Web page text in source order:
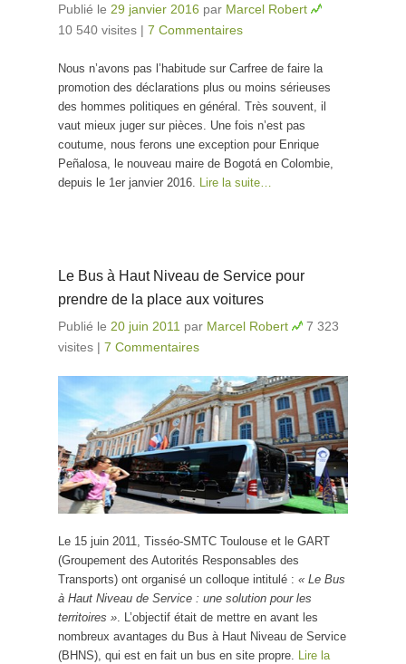
Publié le 29 janvier 2016 par Marcel Robert
10 540 visites | 7 Commentaires
Nous n’avons pas l’habitude sur Carfree de faire la
promotion des déclarations plus ou moins sérieuses
des hommes politiques en général. Très souvent, il
vaut mieux juger sur pièces. Une fois n’est pas
coutume, nous ferons une exception pour Enrique
Peñalosa, le nouveau maire de Bogotá en Colombie,
depuis le 1er janvier 2016.
Lire la suite…
Le Bus à Haut Niveau de Service pour
prendre de la place aux voitures
Publié le 20 juin 2011 par Marcel Robert
7 323
visites | 7 Commentaires
Le 15 juin 2011, Tisséo-SMTC Toulouse et le GART
(Groupement des Autorités Responsables des
Transports) ont organisé un colloque intitulé : « Le Bus
à Haut Niveau de Service : une solution pour les
territoires ». L’objectif était de mettre en avant les
nombreux avantages du Bus à Haut Niveau de Service
(BHNS), qui est en fait un bus en site propre. Lire la